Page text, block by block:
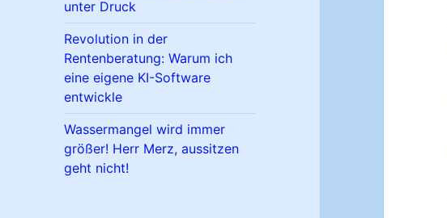
unter Druck
Revolution in der
Rentenberatung: Warum ich
eine eigene KI-Software
entwickle
Wassermangel wird immer
größer! Herr Merz, aussitzen
geht nicht!